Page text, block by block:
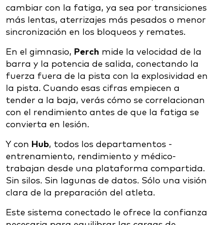
cambiar con la fatiga, ya sea por transiciones
más lentas, aterrizajes más pesados o menor
sincronización en los bloqueos y remates.
En el gimnasio, Perch mide la velocidad de la
barra y la potencia de salida, conectando la
fuerza fuera de la pista con la explosividad en
la pista. Cuando esas cifras empiecen a
tender a la baja, verás cómo se correlacionan
con el rendimiento antes de que la fatiga se
convierta en lesión.
Y con Hub, todos los departamentos -
entrenamiento, rendimiento y médico-
trabajan desde una plataforma compartida.
Sin silos. Sin lagunas de datos. Sólo una visión
clara de la preparación del atleta.
Este sistema conectado le ofrece la confianza